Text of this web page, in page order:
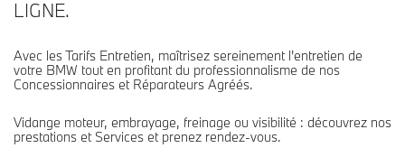
LIGNE.
Avec les Tarifs Entretien, maîtrisez sereinement l'entretien de
votre BMW tout en profitant du professionnalisme de nos
Concessionnaires et Réparateurs Agréés.
Vidange moteur, embrayage, freinage ou visibilité : découvrez nos
prestations et Services et prenez rendez-vous.